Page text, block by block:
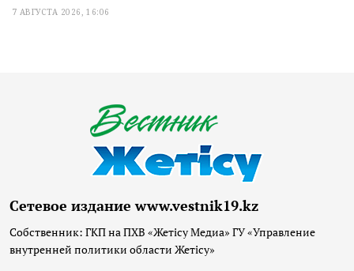
7 АВГУСТА 2026, 16:06
Сетевое издание www.vestnik19.kz
Собственник: ГКП на ПХВ «Жетісу Медиа» ГУ «Управление
внутренней политики области Жетісу»